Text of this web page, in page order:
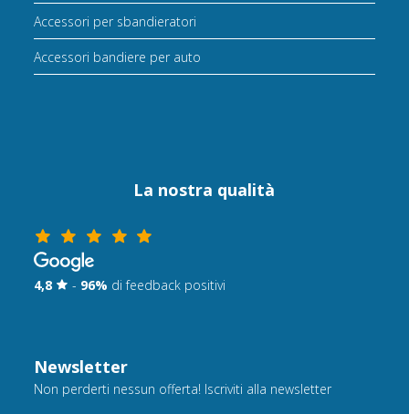
Accessori per sbandieratori
Accessori bandiere per auto
La nostra qualità
4,8 - 96% di feedback positivi
Newsletter
Non perderti nessun offerta! Iscriviti alla newsletter